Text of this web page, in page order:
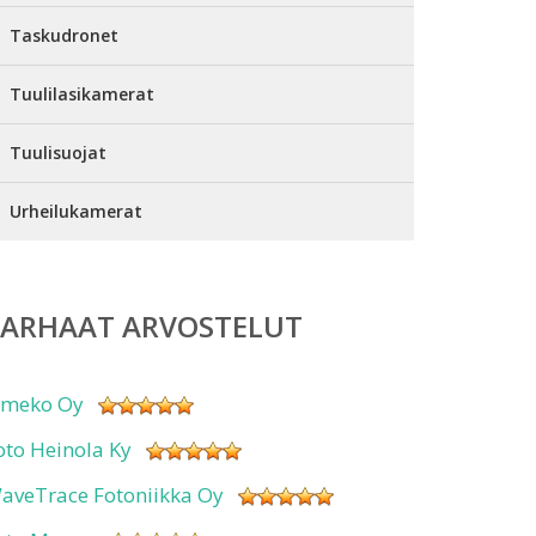
Taskudronet
Tuulilasikamerat
Tuulisuojat
Urheilukamerat
ARVOSTELUT
Oy
Heinola Ky
Fotoniikka Oy